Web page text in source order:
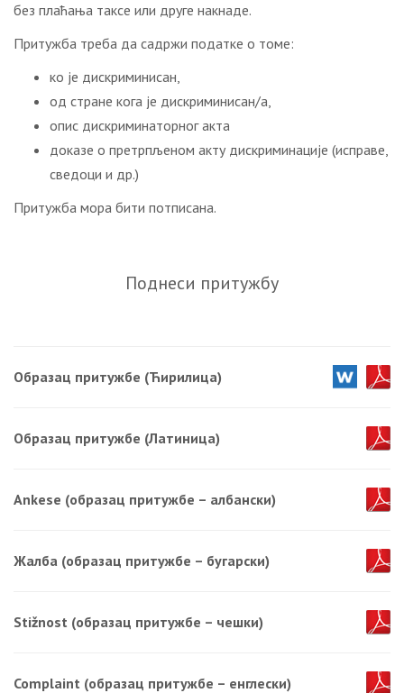
без плаћања таксе или друге накнаде.
Притужба треба да садржи податке о томе:
ко је дискриминисан,
од стране кога је дискриминисан/а,
опис дискриминаторног акта
доказе о претрпљеном акту дискриминације (исправе,
сведоци и др.)
Притужба мора бити потписана.
Поднеси притужбу
Образац притужбе (Ћирилица)
Образац притужбе (Латиница)
Ankese (образац притужбе – албански)
Жалба (образац притужбе – бугарски)
Stižnost (образац притужбе – чешки)
Complaint (образац притужбе – енглески)